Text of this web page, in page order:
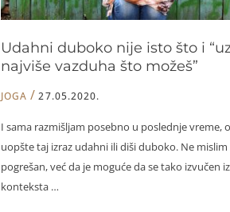
Udahni duboko nije isto što i
najviše vazduha što možeš”
JOGA /27.05.2020.
I sama razmišljam posebno u poslednje vreme,
uopšte taj izraz udahni ili diši duboko. Ne mislim
pogrešan, već da je moguće da se tako izvučen iz
konteksta …